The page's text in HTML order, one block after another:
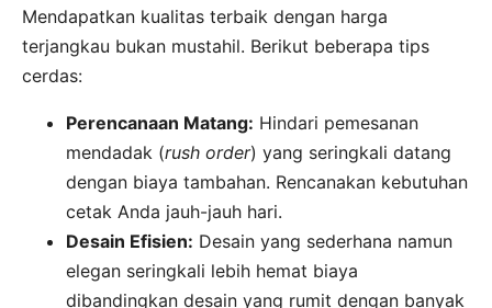
Mendapatkan kualitas terbaik dengan harga
terjangkau bukan mustahil. Berikut beberapa tips
cerdas:
Perencanaan Matang: Hindari pemesanan
mendadak (rush order) yang seringkali datang
dengan biaya tambahan. Rencanakan kebutuhan
cetak Anda jauh-jauh hari.
Desain Efisien: Desain yang sederhana namun
elegan seringkali lebih hemat biaya
dibandingkan desain yang rumit dengan banyak